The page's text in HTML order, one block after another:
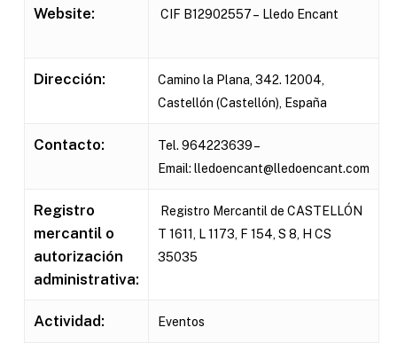
Website:
CIF B12902557 – Lledo Encant
Dirección:
Camino la Plana, 342. 12004,
Castellón (Castellón), España
Contacto:
Tel. 964223639 –
Email: lledoencant@lledoencant.com
Registro
mercantil o
autorización
administrativa:
Registro Mercantil de CASTELLÓN
T 1611, L 1173, F 154, S 8, H CS
35035
Actividad: Eventos